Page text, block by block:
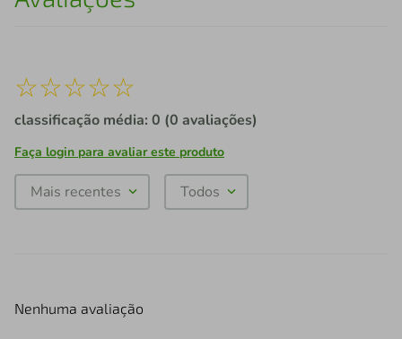
☆☆☆☆☆
classificação média: 0 (0 avaliações)
Faça login para avaliar este produto
Mais recentes Todos
Nenhuma avaliação